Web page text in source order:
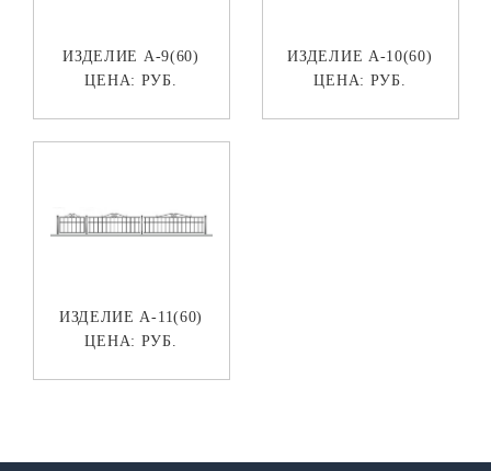
ИЗДЕЛИЕ А-9(60)
ЦЕНА: РУБ.
ИЗДЕЛИЕ А-10(60)
ЦЕНА: РУБ.
ИЗДЕЛИЕ А-11(60)
ЦЕНА: РУБ.